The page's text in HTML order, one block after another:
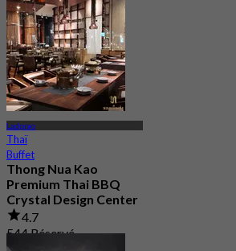
Ladprao
Thaï
Buffet
Thong Nua Kao
Premium Thai BBQ
Crystal Design Center
4.7
544 Réservé
De